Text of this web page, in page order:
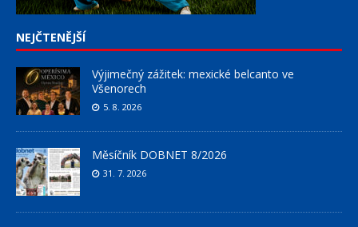
NEJČTENĚJŠÍ
Výjimečný zážitek: mexické belcanto ve
Všenorech
5. 8. 2026
Měsíčník DOBNET 8/2026
31. 7. 2026